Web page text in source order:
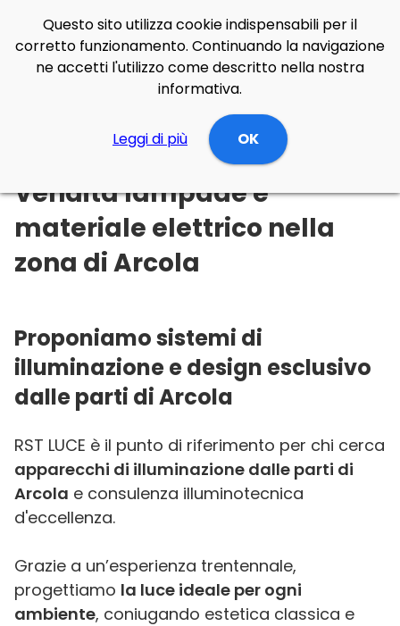
Illuminazione Online Liguria La spezia
Vendita lampade e
materiale elettrico nella
zona di Arcola
Proponiamo sistemi di
illuminazione e design esclusivo
dalle parti di Arcola
RST LUCE è il punto di riferimento per chi cerca
apparecchi di illuminazione dalle parti di
Arcola e consulenza illuminotecnica
d'eccellenza.
Grazie a un’esperienza trentennale,
progettiamo la luce ideale per ogni
ambiente, coniugando estetica classica e
Questo sito utilizza cookie indispensabili per il
corretto funzionamento. Continuando la navigazione
ne accetti l'utilizzo come descritto nella nostra
informativa.
Leggi di più OK